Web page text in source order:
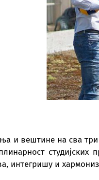
и вештине на сва
интегришу и